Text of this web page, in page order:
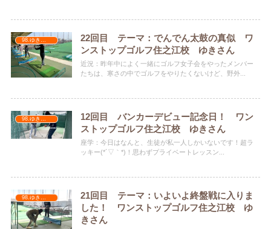
22回目 テーマ：でんでん太鼓の真似 ワ
ンストップゴルフ住之江校 ゆきさん
近況：昨年中によく一緒にゴルフ女子会をやったメンバー
たちは、寒さの中でゴルフをやりたくないけど、野外...
98.ゆきちゃん
12回目 バンカーデビュー記念日！ ワン
ストップゴルフ住之江校 ゆきさん
座学：今日はなんと、生徒が私一人しかいないです！超ラ
ッキー(*´▽｀*)！思わずプライベートレッスン...
98.ゆきちゃん
21回目 テーマ：いよいよ終盤戦に入りま
した！ ワンストップゴルフ住之江校 ゆ
きさん